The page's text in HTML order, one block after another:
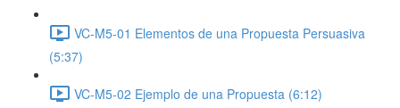
VC-M5-01 Elementos de una Propuesta Persuasiva
(5:37)
VC-M5-02 Ejemplo de una Propuesta (6:12)